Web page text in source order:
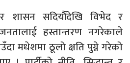
र शासन सदियौँदेखि विभेद र
हस्तान्तरण नगरेकाले
मधेशमा ठूलो क्षति पुग्ने गरेको